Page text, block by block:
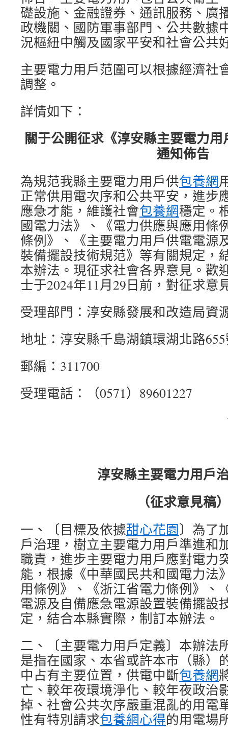
礎設施、金融證券、通訊服務、廣
政機關、國防軍事部門、公共數據
況樞紐中觸及國家平安和社會公共
主要電力用戶范圍可以根據經濟社
調整。
詳情如下：
關于公開征求《淳安縣主要電力
通知佈告
為規范我縣主要電力用戶供包養網
正常供用電次序和公共平安，進步
應急才能，維護社會包養網穩定。
國電力法》、《電力供應與應用條
條例》、《主要電力用戶供電電源
裝備擺設技術規范》等有關規定，
本辦法。現征求社會各界意見。歡
士于2024年11月29日前，對征求意
受理部門：淳安縣發展和改造局資
地址：淳安縣千島湖鎮環湖北路
郵編：311700
受理電話：（0571）89601227
淳安縣主要電力用戶
（征求意見稿
一、〔目標及依據甜心花園〕為了
戶治理，樹立主要電力用戶準進和
職責，進步主要電力用戶應對電力
能，根據《中華國民共和國電力法
用條例》、《浙江省電力條例》、
電源及自備應急電源設置裝備擺設
定，結合本縣實際，制訂本辦法。
二、〔主要電力用戶定義〕本辦法
是指在國家、本省或許本市（縣）
中占有主要位置，供電中斷包養網
亡、較年夜環境淨化、較年夜政治
掉、社會公共次序嚴重混亂的用電
性有特別請求包養網心得的用電場